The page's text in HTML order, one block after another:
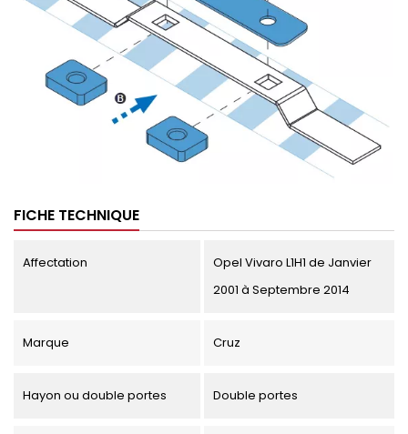
FICHE TECHNIQUE
Affectation
Opel Vivaro L1H1 de Janvier
2001 à Septembre 2014
Marque Cruz
Hayon ou double portes Double portes